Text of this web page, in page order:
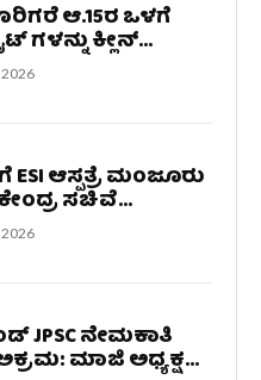
ಆ.15ರ ಒಳಗೆ
ಗಳನ್ನು ಕ್ಲೀನ್...
ಆಸ್ಪತ್ರೆ ಮಂಜೂರು
ಸಚಿವೆ...
JPSC ನೇಮಕಾತಿ
ಮಾಜಿ ಅಧ್ಯಕ್ಷ...